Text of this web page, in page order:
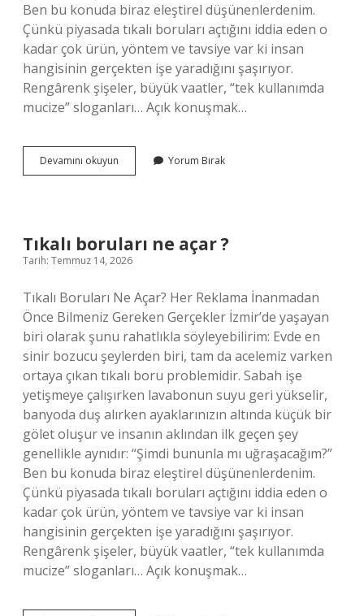
Ben bu konuda biraz eleştirel düşünenlerdenim.
Çünkü piyasada tıkalı boruları açtığını iddia eden o
kadar çok ürün, yöntem ve tavsiye var ki insan
hangisinin gerçekten işe yaradığını şaşırıyor.
Rengârenk şişeler, büyük vaatler, “tek kullanımda
mucize” sloganları… Açık konuşmak…
Devamını okuyun
boruları
Yorum Bırak
Tıkalı boruları ne açar ?
Tarih: Temmuz 14, 2026
Tıkalı Boruları Ne Açar? Her Reklama İnanmadan
Önce Bilmeniz Gereken Gerçekler İzmir’de yaşayan
biri olarak şunu rahatlıkla söyleyebilirim: Evde en
sinir bozucu şeylerden biri, tam da acelemiz varken
ortaya çıkan tıkalı boru problemidir. Sabah işe
yetişmeye çalışırken lavabonun suyu geri yükselir,
banyoda duş alırken ayaklarınızın altında küçük bir
gölet oluşur ve insanın aklından ilk geçen şey
genellikle aynıdır: “Şimdi bununla mı uğraşacağım?”
Ben bu konuda biraz eleştirel düşünenlerdenim.
Çünkü piyasada tıkalı boruları açtığını iddia eden o
kadar çok ürün, yöntem ve tavsiye var ki insan
hangisinin gerçekten işe yaradığını şaşırıyor.
Rengârenk şişeler, büyük vaatler, “tek kullanımda
mucize” sloganları… Açık konuşmak…